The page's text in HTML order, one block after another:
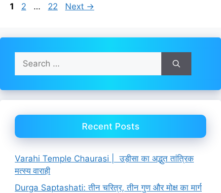
Page
1 Page
2 … Page
22 Next →
Search
for:
Recent Posts
Varahi Temple Chaurasi | उड़ीसा का अद्भुत तांत्रिक
मत्स्य वाराही
Durga Saptashati: तीन चरित्र, तीन गुण और मोक्ष का मार्ग